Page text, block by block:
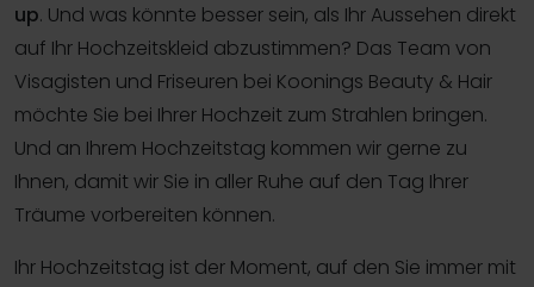
up. Und was könnte besser sein, als Ihr Aussehen direkt
auf Ihr Hochzeitskleid abzustimmen? Das Team von
Visagisten und Friseuren bei Koonings Beauty & Hair
möchte Sie bei Ihrer Hochzeit zum Strahlen bringen.
Und an Ihrem Hochzeitstag kommen wir gerne zu
Ihnen, damit wir Sie in aller Ruhe auf den Tag Ihrer
Träume vorbereiten können.
Ihr Hochzeitstag ist der Moment, auf den Sie immer mit